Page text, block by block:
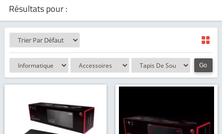
Résultats pour :
Go